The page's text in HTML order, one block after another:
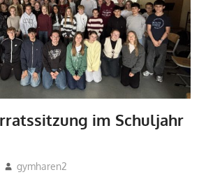
im Schuljahr
gymharen2